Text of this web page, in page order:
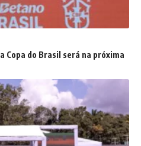
Copa do Brasil será na próxima